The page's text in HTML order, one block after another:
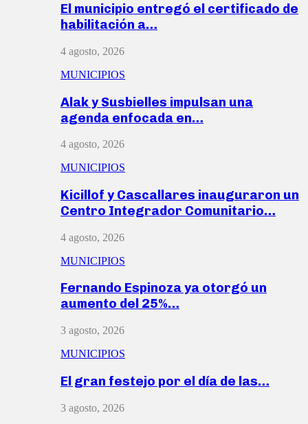
El municipio entregó el certificado de
habilitación a…
4 agosto, 2026
MUNICIPIOS
Alak y Susbielles impulsan una
agenda enfocada en…
4 agosto, 2026
MUNICIPIOS
Kicillof y Cascallares inauguraron un
Centro Integrador Comunitario…
4 agosto, 2026
MUNICIPIOS
Fernando Espinoza ya otorgó un
aumento del 25%…
3 agosto, 2026
MUNICIPIOS
El gran festejo por el día de las…
3 agosto, 2026